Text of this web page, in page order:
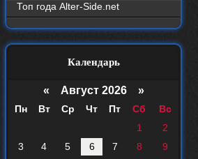
Топ года Alter-Side.net
Календарь
« Август 2026 »
Пн Вт Ср Чт Пт Сб
Вс
1
2
3
4 5 6 7 8
9